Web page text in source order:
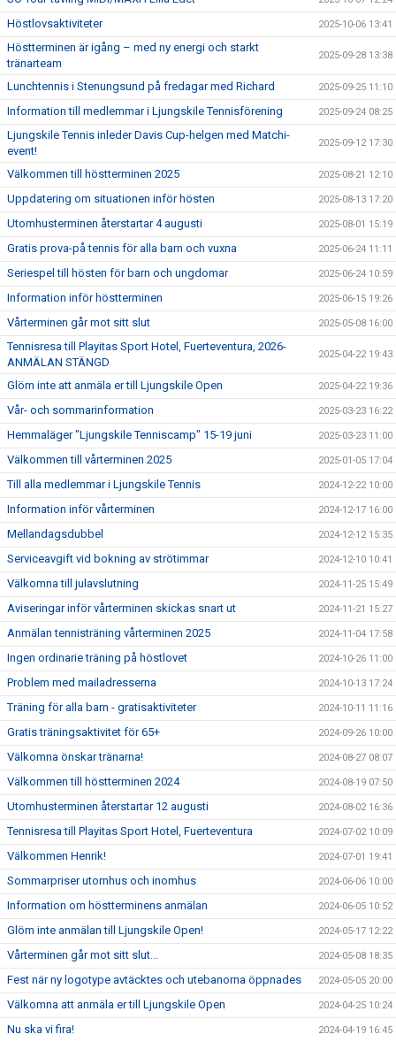
Höstlovsaktiviteter 2025-10-06 13:41
Höstterminen är igång – med ny energi och starkt
tränarteam
2025-09-28 13:38
Lunchtennis i Stenungsund på fredagar med Richard 2025-09-25 11:10
Information till medlemmar i Ljungskile Tennisförening 2025-09-24 08:25
Ljungskile Tennis inleder Davis Cup-helgen med Matchi-
event!
2025-09-12 17:30
Välkommen till höstterminen 2025 2025-08-21 12:10
Uppdatering om situationen inför hösten 2025-08-13 17:20
Utomhusterminen återstartar 4 augusti 2025-08-01 15:19
Gratis prova-på tennis för alla barn och vuxna 2025-06-24 11:11
Seriespel till hösten för barn och ungdomar 2025-06-24 10:59
Information inför höstterminen 2025-06-15 19:26
Vårterminen går mot sitt slut 2025-05-08 16:00
Tennisresa till Playitas Sport Hotel, Fuerteventura, 2026-
ANMÄLAN STÄNGD
2025-04-22 19:43
Glöm inte att anmäla er till Ljungskile Open 2025-04-22 19:36
Vår- och sommarinformation 2025-03-23 16:22
Hemmaläger "Ljungskile Tenniscamp" 15-19 juni 2025-03-23 11:00
Välkommen till vårterminen 2025 2025-01-05 17:04
Till alla medlemmar i Ljungskile Tennis 2024-12-22 10:00
Information inför vårterminen 2024-12-17 16:00
Mellandagsdubbel 2024-12-12 15:35
Serviceavgift vid bokning av strötimmar 2024-12-10 10:41
Välkomna till julavslutning 2024-11-25 15:49
Aviseringar inför vårterminen skickas snart ut 2024-11-21 15:27
Anmälan tennisträning vårterminen 2025 2024-11-04 17:58
Ingen ordinarie träning på höstlovet 2024-10-26 11:00
Problem med mailadresserna 2024-10-13 17:24
Träning för alla barn - gratisaktiviteter 2024-10-11 11:16
Gratis träningsaktivitet för 65+ 2024-09-26 10:00
Välkomna önskar tränarna! 2024-08-27 08:07
Välkommen till höstterminen 2024 2024-08-19 07:50
Utomhusterminen återstartar 12 augusti 2024-08-02 16:36
Tennisresa till Playitas Sport Hotel, Fuerteventura 2024-07-02 10:09
Välkommen Henrik! 2024-07-01 19:41
Sommarpriser utomhus och inomhus 2024-06-06 10:00
Information om höstterminens anmälan 2024-06-05 10:52
Glöm inte anmälan till Ljungskile Open! 2024-05-17 12:22
Vårterminen går mot sitt slut... 2024-05-08 18:35
Fest när ny logotype avtäcktes och utebanorna öppnades 2024-05-05 20:00
Välkomna att anmäla er till Ljungskile Open 2024-04-25 10:24
Nu ska vi fira! 2024-04-19 16:45